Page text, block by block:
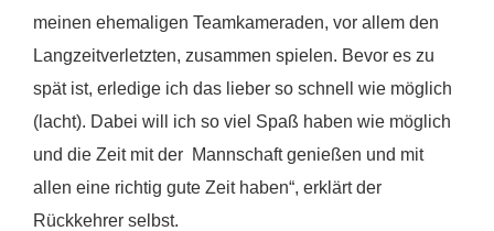
meinen ehemaligen Teamkameraden, vor allem den
Langzeitverletzten, zusammen spielen. Bevor es zu
spät ist, erledige ich das lieber so schnell wie möglich
(lacht). Dabei will ich so viel Spaß haben wie möglich
und die Zeit mit der Mannschaft genießen und mit
allen eine richtig gute Zeit haben“, erklärt der
Rückkehrer selbst.